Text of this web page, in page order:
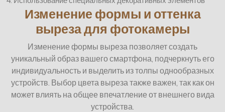
Изменение формы и оттенка
выреза для фотокамеры
Изменение формы выреза позволяет создать
уникальный образ вашего смартфона, подчеркнуть его
индивидуальность и выделить из толпы однообразных
устройств. Выбор цвета выреза также важен, так как он
может влиять на общее впечатление от внешнего вида
устройства.